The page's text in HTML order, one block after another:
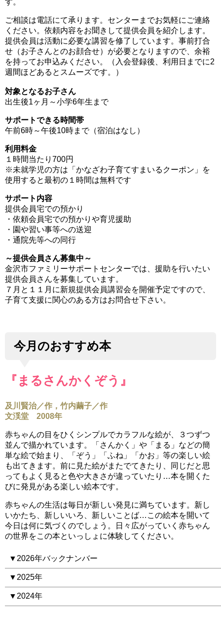
ご相談は電話にて承ります。センターまでお気軽にご連絡
ください。依頼内容をお聞きして提供会員を紹介します。
提供会員は活動に必要な講習を修了しています。事前打合
せ（お子さんとのお顔合せ）が必要となりますので、余裕
を持ってお申込みください。（入会登録後、利用日までに2
週間ほどあるとスムーズです。）
対象となるお子さん
出生後1ヶ月～小学6年生まで
サポートできる時間帯
午前6時～午後10時まで（宿泊はなし）
利用料金
１時間当たり700円
※未就学児の方は「かなざわ子育てすまいるクーポン」を
使用すると最初の１時間は無料です
サポート内容
提供会員宅での預かり
・依頼会員宅での預かりや育児援助
・園や習い事等への送迎
・通院先等への同行
～提供会員さん募集中～
金沢市ファミリーサポートセンターでは、援助を行いたい
提供会員さんを募集しています。
７月と１１月に新規提供会員講習会を開催予定ですので、
子育て支援に関心のある方はお問合せ下さい。
今月のおすすめ本
『まるさんかくぞう』
及川賢治／作，竹内繭子／作
文渓堂 2008年
赤ちゃんの目をひくシンプルでカラフルな絵が、３つずつ
並んで描かれています。「さんかく」や「まる」などの簡
単な絵で始まり、「ぞう」「ふね」「かお」等の楽しい絵
も出てきます。前に見た絵がまたでてきたり、同じだと思
ってもよく見ると色や大きさが違っていたり…本を開くた
びに発見がある楽しい絵本です。
赤ちゃんの生活は毎日が新しい発見に満ちています。新し
いかたち、新しいいろ、新しいことば…この絵本を開いて
今日は何に気づくのでしょう。日々広がっていく赤ちゃん
の世界をこの本といっしょに体験してください。
▼2026年バックナンバー
▼2025年
▼2024年